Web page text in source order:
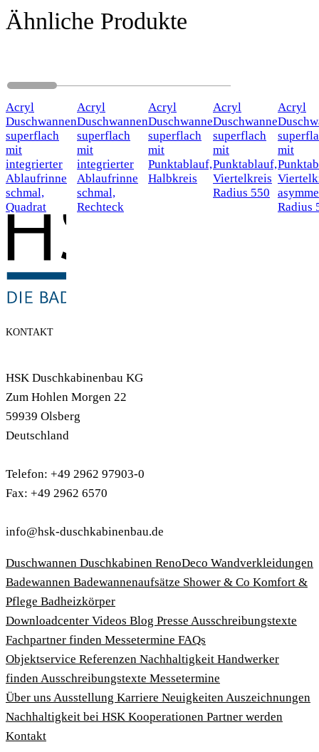
Ähnliche Produkte
Acryl
Duschwannen
superflach
mit
integrierter
Ablaufrinne
schmal,
Quadrat
Acryl
Duschwannen
superflach
mit
integrierter
Ablaufrinne
schmal,
Rechteck
Acryl
Duschwanne
superflach
mit
Punktablauf,
Halbkreis
Acryl
Duschwanne
superflach
mit
Punktablauf,
Viertelkreis
Radius 550
Acryl
mit
Radius
KONTAKT
HSK Duschkabinenbau KG
Zum Hohlen Morgen 22
59939 Olsberg
Deutschland
Telefon: +49 2962 97903-0
Fax: +49 2962 6570
info@hsk-duschkabinenbau.de
Duschwannen Duschkabinen RenoDeco Wandverkleidungen
Badewannen Badewannenaufsätze Shower & Co Komfort &
Pflege Badheizkörper
Download­center Videos Blog Presse Ausschreibungstexte
Fachpartner finden Messetermine FAQs
Objektservice Referenzen Nachhaltigkeit Handwerker
findenAusschreibungstexte Messetermine
Über uns Ausstellung Karriere NeuigkeitenAuszeichnungen
Nachhaltigkeit bei HSK Kooperationen Partner werden
Kontakt